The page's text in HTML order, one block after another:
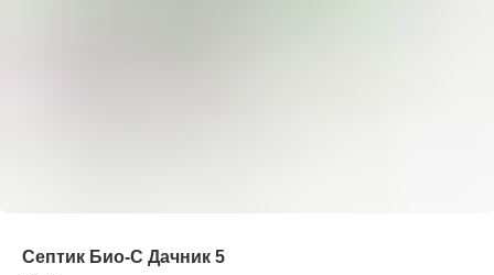
Септик Био-С Дачник 5